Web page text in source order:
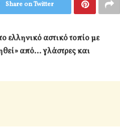
Share on Twitter
ελληνικό αστικό τοπίο με
από… γλάστρες και